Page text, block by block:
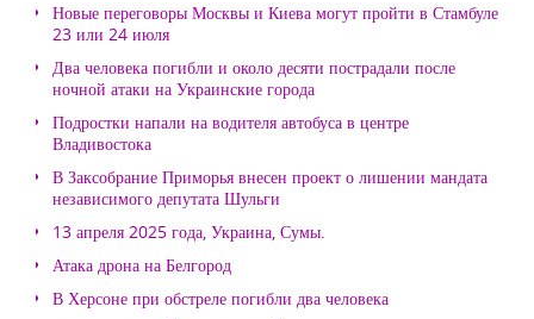
Новые переговоры Москвы и Киева могут пройти в Стамбуле
23 или 24 июля
Два человека погибли и около десяти пострадали после
ночной атаки на Украинские города
Подростки напали на водителя автобуса в центре
Владивостока
В Заксобрание Приморья внесен проект о лишении мандата
независимого депутата Шульги
13 апреля 2025 года, Украина, Сумы.
Атака дрона на Белгород
В Херсоне при обстреле погибли два человека